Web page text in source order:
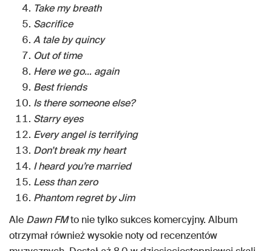
Take my breath
Sacrifice
A tale by quincy
Out of time
Here we go… again
Best friends
Is there someone else?
Starry eyes
Every angel is terrifying
Don’t break my heart
I heard you’re married
Less than zero
Phantom regret by Jim
Ale Dawn FMto nie tylko sukces komercyjny. Album
otrzymał również wysokie noty od recenzentów